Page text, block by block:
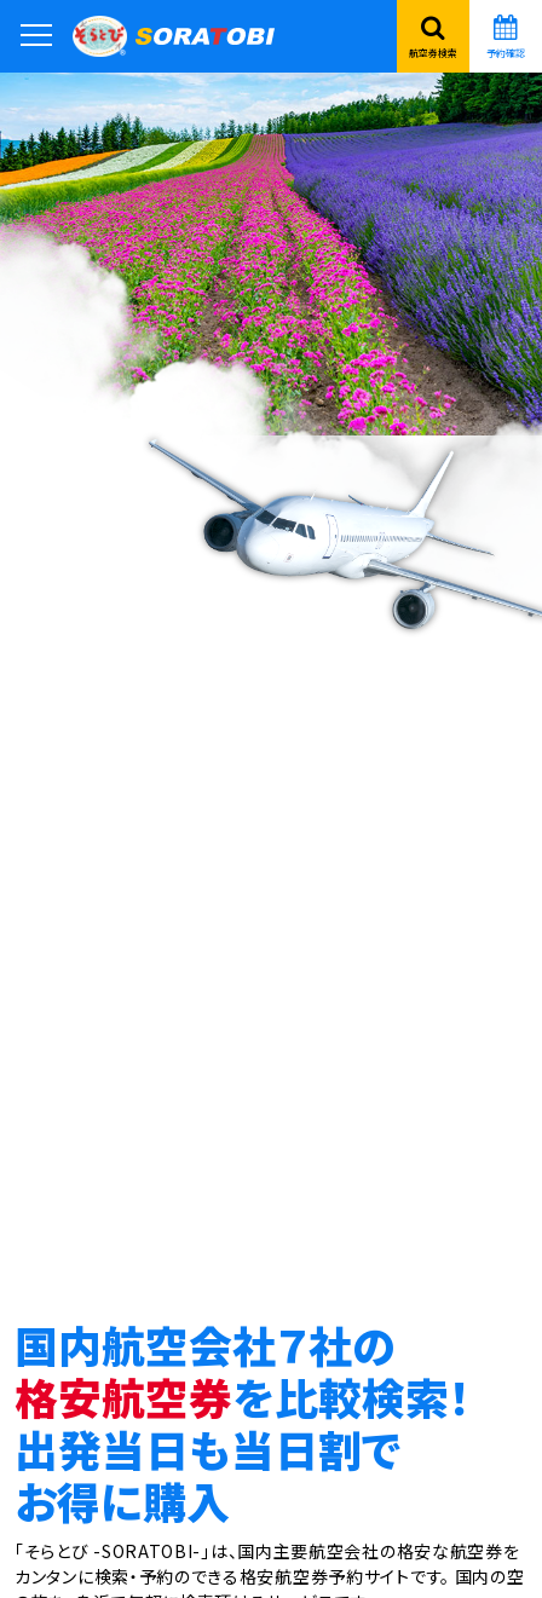
航空券検索 予約確認
国内航空会社７社の
格安航空券を比較検索！
出発当日も当日割で
お得に購入
「そらとび -SORATOBI-」は、国内主要航空会社の格安な航空券を
カンタンに検索・予約のできる格安航空券予約サイトです。 国内の空